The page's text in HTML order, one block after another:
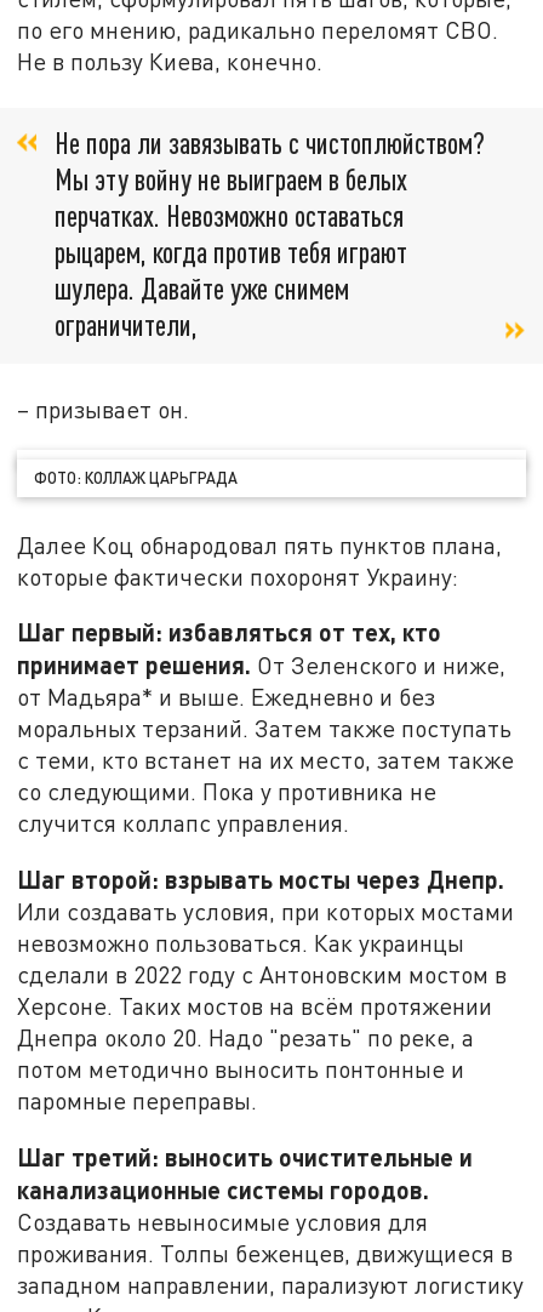
по его мнению, радикально переломят СВО.
Не в пользу Киева, конечно.
Не пора ли завязывать с чистоплюйством?
Мы эту войну не выиграем в белых
перчатках. Невозможно оставаться
рыцарем, когда против тебя играют
шулера. Давайте уже снимем
ограничители,
– призывает он.
ФОТО: КОЛЛАЖ ЦАРЬГРАДА
Далее Коц обнародовал пять пунктов плана,
которые фактически похоронят Украину:
Шаг первый: избавляться от тех, кто
принимает решения. От Зеленского и ниже,
от Мадьяра* и выше. Ежедневно и без
моральных терзаний. Затем также поступать
с теми, кто встанет на их место, затем также
со следующими. Пока у противника не
случится коллапс управления.
Шаг второй: взрывать мосты через Днепр.
Или создавать условия, при которых мостами
невозможно пользоваться. Как украинцы
сделали в 2022 году с Антоновским мостом в
Херсоне. Таких мостов на всём протяжении
Днепра около 20. Надо "резать" по реке, а
потом методично выносить понтонные и
паромные переправы.
Шаг третий: выносить очистительные и
канализационные системы городов.
Создавать невыносимые условия для
проживания. Толпы беженцев, движущиеся в
западном направлении, парализуют логистику